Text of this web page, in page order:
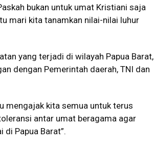
bukan untuk umat Kristiani saja
mari kita tanamkan nilai-nilai luhur
yang terjadi di wilayah Papua Barat,
dengan Pemerintah daerah, TNI dan
mengajak kita semua untuk terus
antar umat beragama agar
Papua Barat”.